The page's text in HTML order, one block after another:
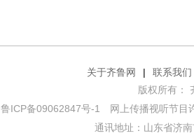
关于齐鲁网 |
联系我们
版权所有：
鲁ICP备09062847号-1 网上传播视听节目
通讯地址：山东省济